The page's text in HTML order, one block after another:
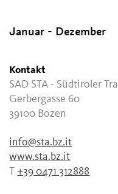
Januar - Dezember
Kontakt
SAD STA - Südtiroler
Gerbergasse 60
39100 Bozen
info@sta.bz.it
www.sta.bz.it
T+39 0471 312888